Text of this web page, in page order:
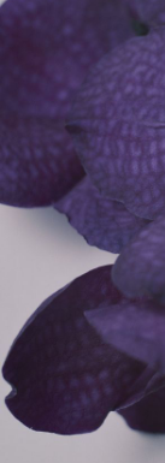
写真と同じ
商品ページに
品を撮影した
も色味やサイ
だけ写真のイ
の目でチェッ